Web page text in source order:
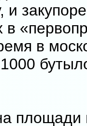
и
в
в
площади